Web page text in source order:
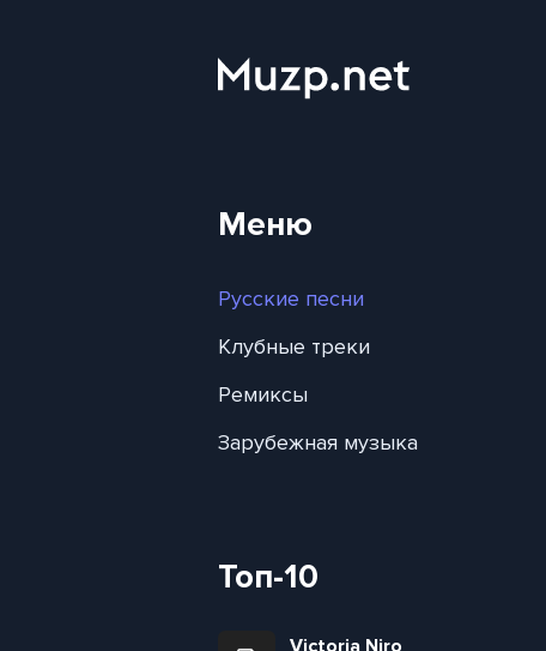
Меню
Русские песни
Клубные треки
Ремиксы
Зарубежная музыка
Топ-10
Victoria Niro